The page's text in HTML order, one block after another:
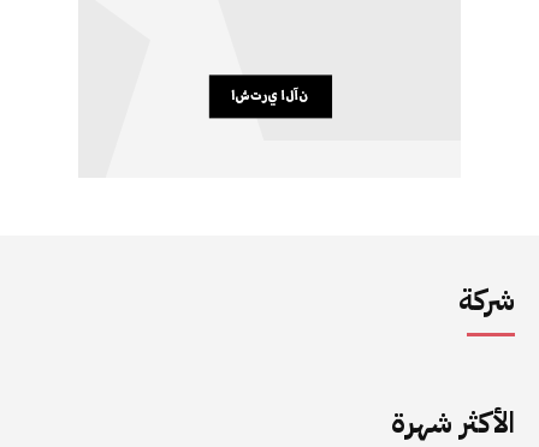
شركة
الأكثر شهرة